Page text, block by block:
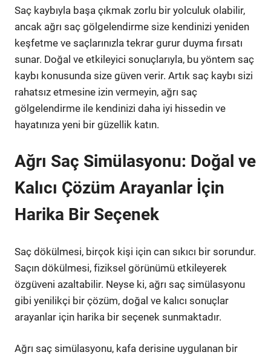
Saç kaybıyla başa çıkmak zorlu bir yolculuk olabilir,
ancak ağrı saç gölgelendirme size kendinizi yeniden
keşfetme ve saçlarınızla tekrar gurur duyma fırsatı
sunar. Doğal ve etkileyici sonuçlarıyla, bu yöntem saç
kaybı konusunda size güven verir. Artık saç kaybı sizi
rahatsız etmesine izin vermeyin, ağrı saç
gölgelendirme ile kendinizi daha iyi hissedin ve
hayatınıza yeni bir güzellik katın.
Ağrı Saç Simülasyonu: Doğal ve
Kalıcı Çözüm Arayanlar İçin
Harika Bir Seçenek
Saç dökülmesi, birçok kişi için can sıkıcı bir sorundur.
Saçın dökülmesi, fiziksel görünümü etkileyerek
özgüveni azaltabilir. Neyse ki, ağrı saç simülasyonu
gibi yenilikçi bir çözüm, doğal ve kalıcı sonuçlar
arayanlar için harika bir seçenek sunmaktadır.
Ağrı saç simülasyonu, kafa derisine uygulanan bir